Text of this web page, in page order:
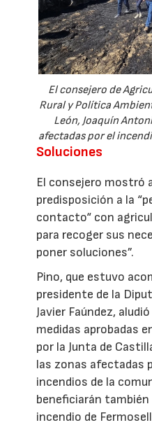
El consejero de
Rural y Política
León, Joaquín
afectadas por el
Soluciones
El consejero mostró
predisposición a la
contacto“ con
para recoger sus
poner soluciones”.
Pino, que estuvo
presidente de la
Javier Faúndez,
medidas aprobadas
por la Junta de
las zonas afectadas
incendios de la
beneficiarán
incendio de